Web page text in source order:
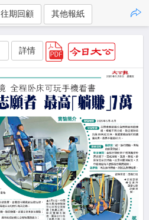
往期回顧 其他報紙
詳情